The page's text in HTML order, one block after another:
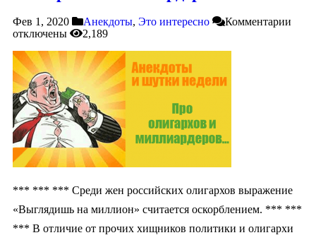
Фев 1, 2020 Анекдоты, Это интересно
Комментарии
отключены
2,189
*** *** *** Среди жен российских олигархов выражение
«Выглядишь на миллион» считается оскорблением. *** ***
*** В отличие от прочих хищников политики и олигархи